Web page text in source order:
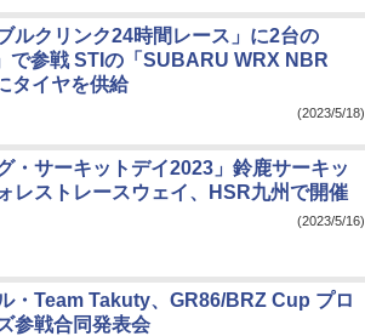
ルクリンク24時間レース」に2台の
で参戦 STIの「SUBARU WRX NBR
タイヤを供給
(2023/5/18)
・サーキットデイ2023」鈴鹿サーキッ
レストレースウェイ、HSR九州で開催
(2023/5/16)
・Team Takuty、GR86/BRZ Cup プロ
参戦合同発表会